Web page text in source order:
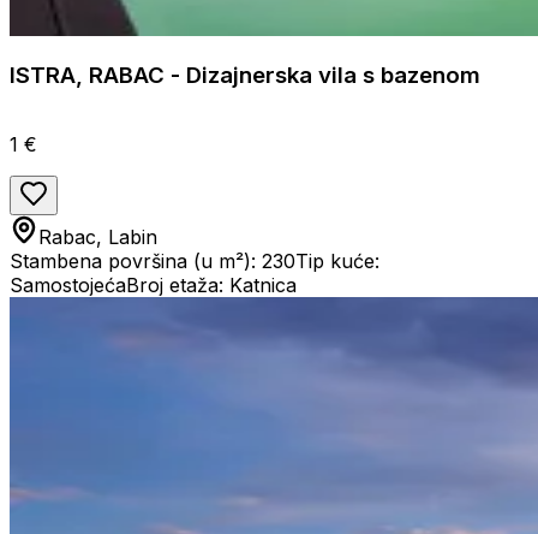
ISTRA, RABAC - Dizajnerska vila s bazenom
1 €
Rabac, Labin
Stambena površina (u m²): 230Tip kuće:
SamostojećaBroj etaža: Katnica